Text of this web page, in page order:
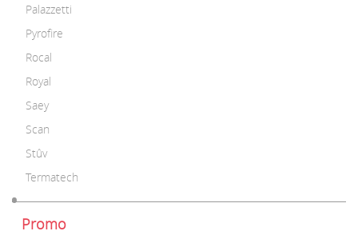
Palazzetti
Pyrofire
Rocal
Royal
Saey
Scan
Stûv
Termatech
Promo